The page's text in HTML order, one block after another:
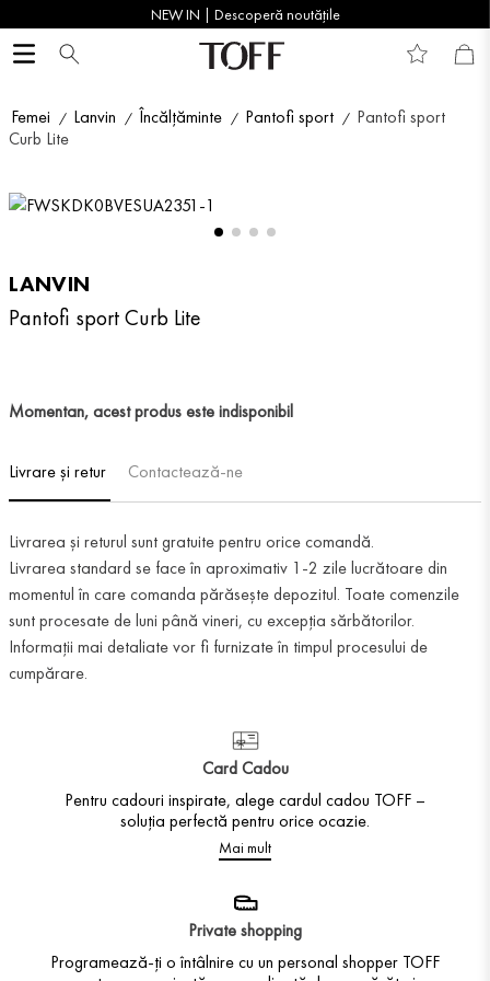
NEW IN | Descoperă noutățile
Femei Lanvin Încălțăminte Pantofi sport
Pantofi sport
Curb Lite
LANVIN
Pantofi sport Curb Lite
Momentan, acest produs este indisponibil
Livrare și retur Contactează-ne
Livrarea și returul sunt gratuite pentru orice comandă.
Livrarea standard se face în aproximativ 1-2 zile lucrătoare din
momentul în care comanda părăsește depozitul. Toate comenzile
sunt procesate de luni până vineri, cu excepția sărbătorilor.
Informații mai detaliate vor fi furnizate în timpul procesului de
cumpărare.
Card Cadou
Pentru cadouri inspirate, alege cardul cadou TOFF –
soluția perfectă pentru orice ocazie.
Mai mult
Private shopping
Programează-ți o întâlnire cu un personal shopper TOFF